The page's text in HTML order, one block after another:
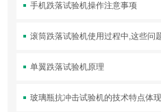
手机跌落试验机操作注意事项
滚筒跌落试验机使用过程中,这些问
单翼跌落试验机原理
玻璃瓶抗冲击试验机的技术特点体